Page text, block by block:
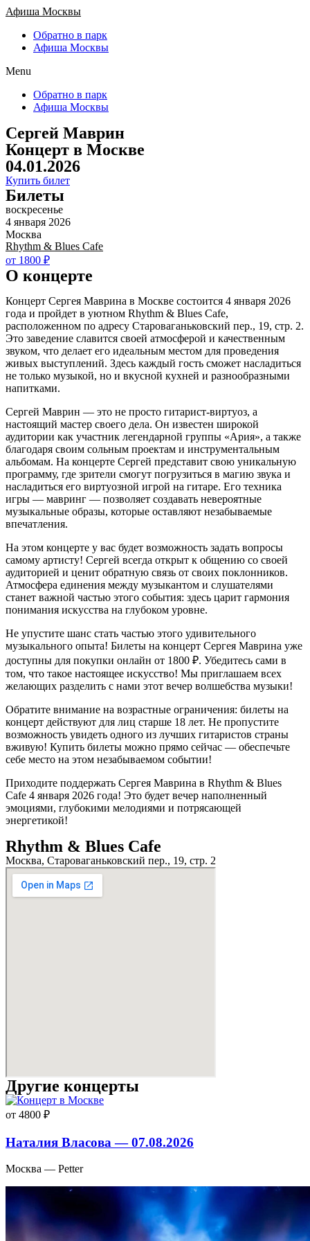
Афиша Москвы
Обратно в парк
Афиша Москвы
Menu
Обратно в парк
Афиша Москвы
Сергей Маврин
Концерт в Москве
04.01.2026
Купить билет
Билеты
воскресенье
4 января 2026
Москва
Rhythm & Blues Cafe
от 1800 ₽
О концерте
Концерт Сергея Маврина в Москве состоится 4 января 2026
года и пройдет в уютном Rhythm & Blues Cafe,
расположенном по адресу Староваганьковский пер., 19, стр. 2.
Это заведение славится своей атмосферой и качественным
звуком, что делает его идеальным местом для проведения
живых выступлений. Здесь каждый гость сможет насладиться
не только музыкой, но и вкусной кухней и разнообразными
напитками.
Сергей Маврин — это не просто гитарист-виртуоз, а
настоящий мастер своего дела. Он известен широкой
аудитории как участник легендарной группы «Ария», а также
благодаря своим сольным проектам и инструментальным
альбомам. На концерте Сергей представит свою уникальную
программу, где зрители смогут погрузиться в магию звука и
насладиться его виртуозной игрой на гитаре. Его техника
игры — мавринг — позволяет создавать невероятные
музыкальные образы, которые оставляют незабываемые
впечатления.
На этом концерте у вас будет возможность задать вопросы
самому артисту! Сергей всегда открыт к общению со своей
аудиторией и ценит обратную связь от своих поклонников.
Атмосфера единения между музыкантом и слушателями
станет важной частью этого события: здесь царит гармония
понимания искусства на глубоком уровне.
Не упустите шанс стать частью этого удивительного
музыкального опыта! Билеты на концерт Сергея Маврина уже
доступны для покупки онлайн от 1800 ₽. Убедитесь сами в
том, что такое настоящее искусство! Мы приглашаем всех
желающих разделить с нами этот вечер волшебства музыки!
Обратите внимание на возрастные ограничения: билеты на
концерт действуют для лиц старше 18 лет. Не пропустите
возможность увидеть одного из лучших гитаристов страны
вживую! Купить билеты можно прямо сейчас — обеспечьте
себе место на этом незабываемом событии!
Приходите поддержать Сергея Маврина в Rhythm & Blues
Cafe 4 января 2026 года! Это будет вечер наполненный
эмоциями, глубокими мелодиями и потрясающей
энергетикой!
Rhythm & Blues Cafe
Москва, Староваганьковский пер., 19, стр. 2
Другие концерты
от 4800 ₽
Наталия Власова — 07.08.2026
Москва — Petter